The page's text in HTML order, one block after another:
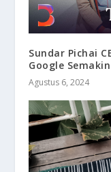
Sundar Pichai
Google
Agustus 6, 2024